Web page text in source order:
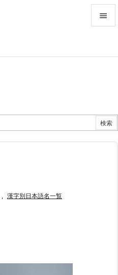


次へ

, 漢字別日本語名一覧